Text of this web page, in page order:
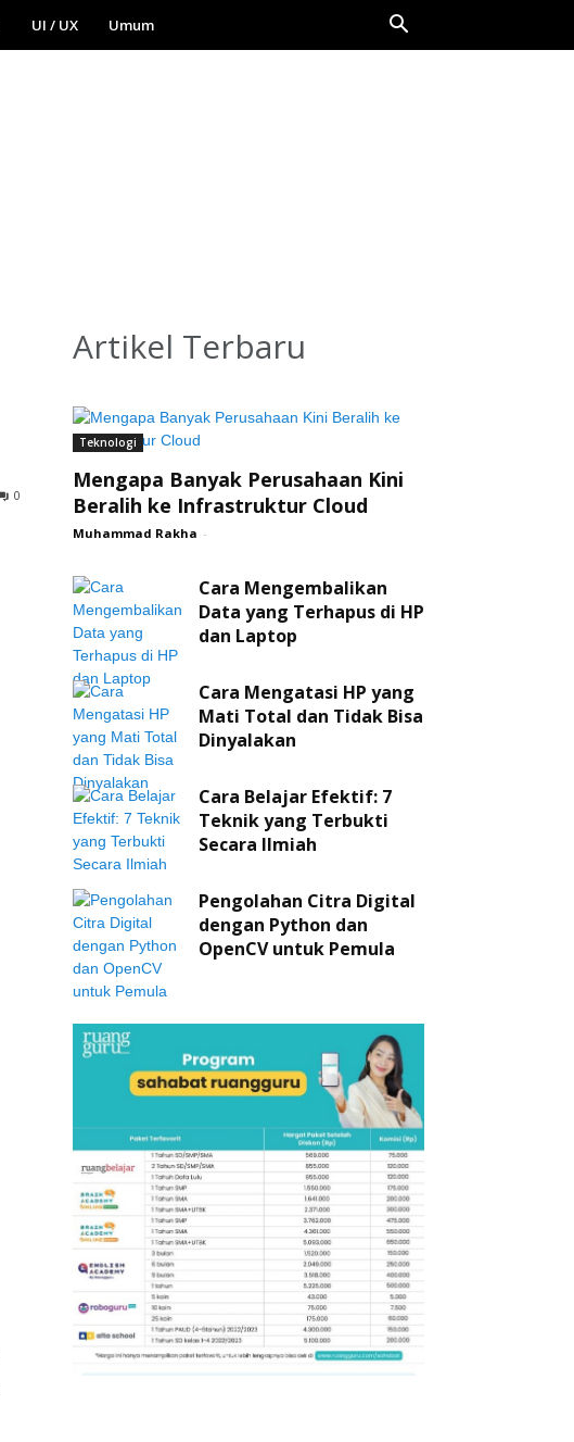
UI / UX Umum
0
Artikel Terbaru
Teknologi
Mengapa Banyak Perusahaan Kini
Beralih ke Infrastruktur Cloud
Muhammad Rakha -
Cara Mengembalikan
Data yang Terhapus di HP
dan Laptop
Cara Mengatasi HP yang
Mati Total dan Tidak Bisa
Dinyalakan
Cara Belajar Efektif: 7
Teknik yang Terbukti
Secara Ilmiah
Pengolahan Citra Digital
dengan Python dan
OpenCV untuk Pemula